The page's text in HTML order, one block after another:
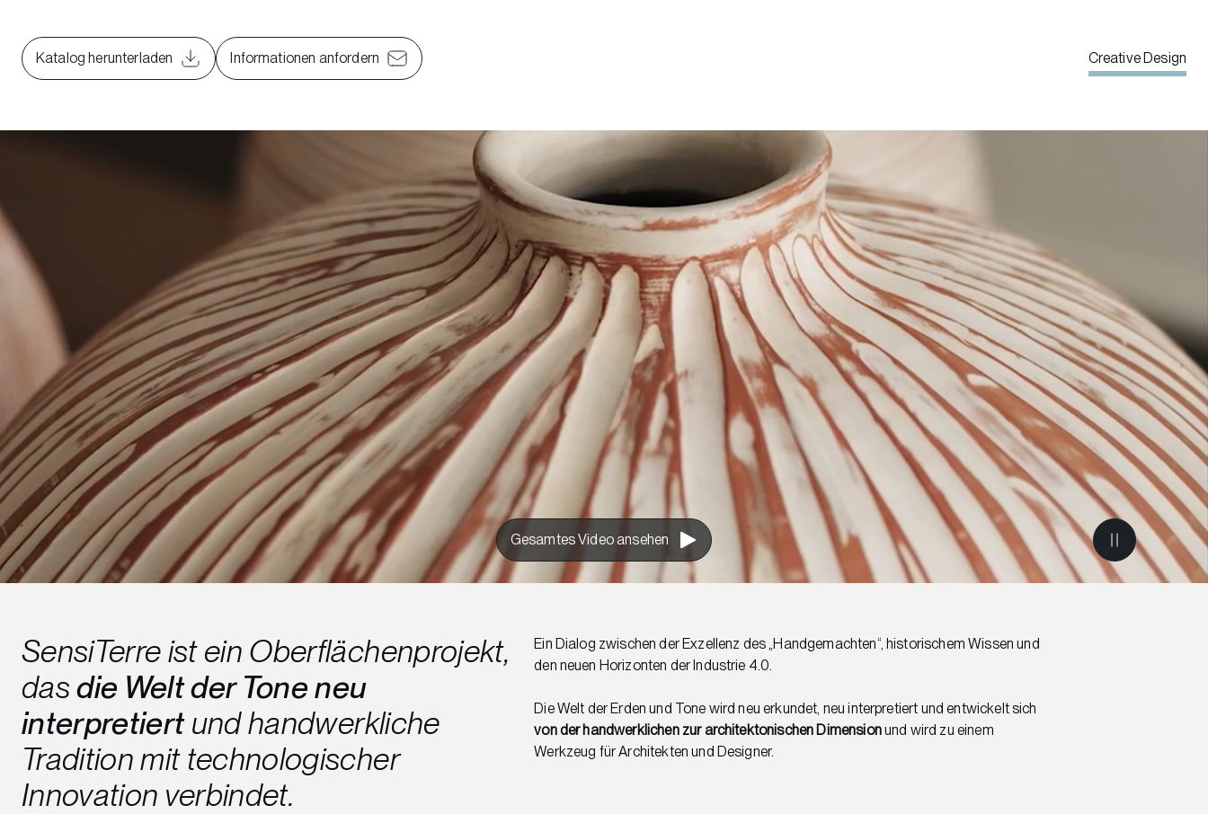
Katalog herunterladen Informationen anfordern Creative Design
Gesamtes Video ansehen
SensiTerre ist ein Oberflächenprojekt,
dasdie Welt der Tone neu
interpretiertund handwerkliche
Tradition mit technologischer
Innovation verbindet.
Ein Dialog zwischen der Exzellenz des „Handgemachten“, historischem Wissen und
den neuen Horizonten der Industrie 4.0.
Die Welt der Erden und Tone wird neu erkundet, neu interpretiert und entwickelt sich
von der handwerklichen zur architektonischen Dimensionund wird zu einem
Werkzeug für Architekten und Designer.